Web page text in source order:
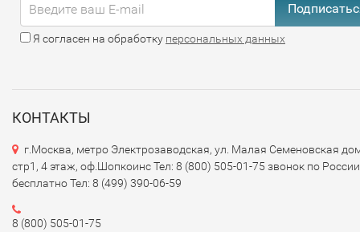
Я согласен на обработку персональных данных
КОНТАКТЫ
г.Москва, метро Электрозаводская, ул. Малая Семеновская
стр1, 4 этаж, оф.Шопкоинс Тел: 8 (800) 505-01-75 звонок по России
бесплатно Тел: 8 (499) 390-06-59
8 (800) 505-01-75